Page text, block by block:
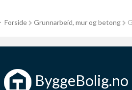
Forside Grunnarbeid, mur og betong
ByggeBolig.no